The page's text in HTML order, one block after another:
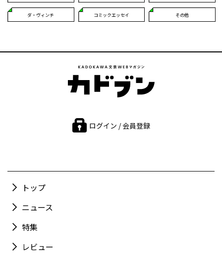
ダ・ヴィンチ コミックエッセイ その他
ログイン / 会員登録
トップ
ニュース
特集
レビュー